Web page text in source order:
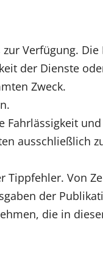
Verfügung. Die
der Dienste
Zweck.
und
ausschließlich
Tippfehler. Von
der
die in